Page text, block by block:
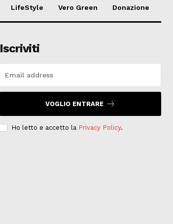
LifeStyle Vero Green Donazione
Iscriviti
VOGLIO ENTRARE
Ho letto e accetto la Privacy Policy.